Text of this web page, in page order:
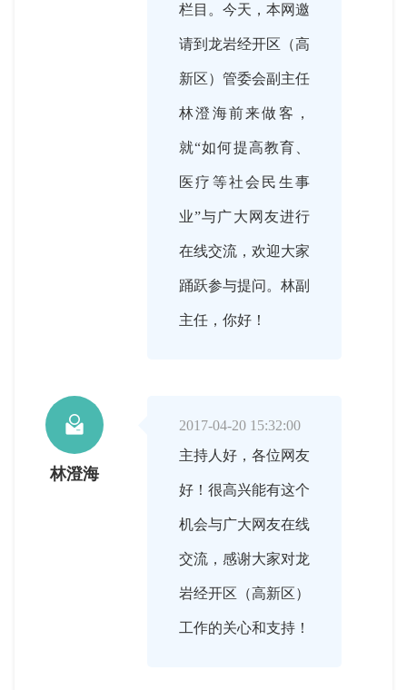
栏目。今天，本网邀
请到龙岩经开区（高
新区）管委会副主任
林澄海前来做客，
就“如何提高教育、
医疗等社会民生事
业”与广大网友进行
在线交流，欢迎大家
踊跃参与提问。林副
主任，你好！

林澄海
2017-04-20 15:32:00
主持人好，各位网友
好！很高兴能有这个
机会与广大网友在线
交流，感谢大家对龙
岩经开区（高新区）
工作的关心和支持！